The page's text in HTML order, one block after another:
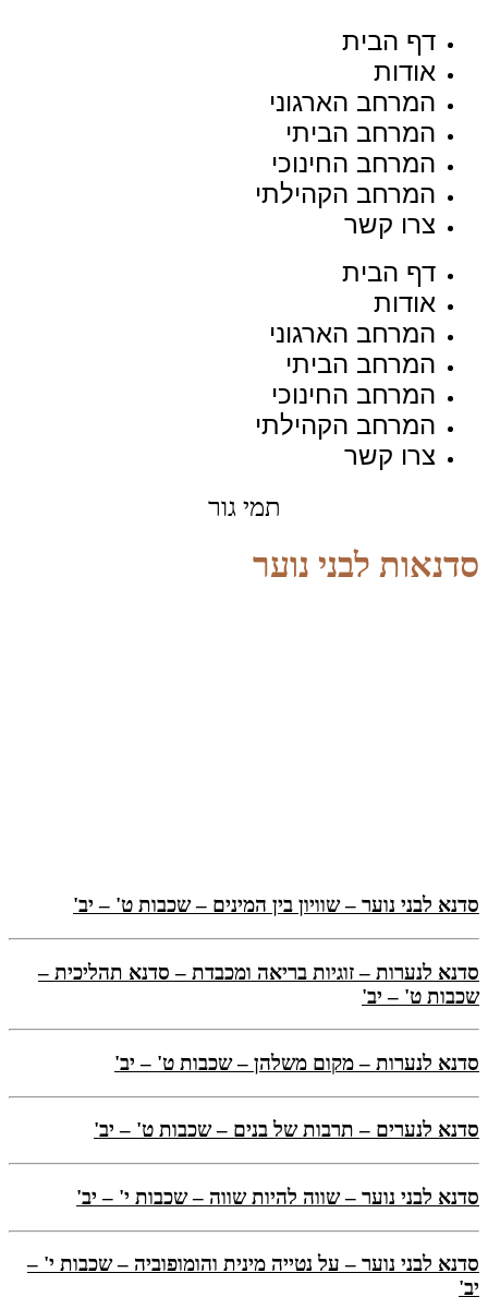
דף הבית
אודות
המרחב הארגוני
המרחב הביתי
המרחב החינוכי
המרחב הקהילתי
צרו קשר
דף הבית
אודות
המרחב הארגוני
המרחב הביתי
המרחב החינוכי
המרחב הקהילתי
צרו קשר
תמי גור
סדנאות לבני נוער
סדנא לבני נוער – שוויון בין המינים – שכבות ט' – יב'
סדנא לנערות – זוגיות בריאה ומכבדת – סדנא תהליכית –
שכבות ט' – יב'
סדנא לנערות – מקום משלהן – שכבות ט' – יב'
סדנא לנערים – תרבות של בנים – שכבות ט' – יב'
סדנא לבני נוער – שווה להיות שווה – שכבות י' – יב'
סדנא לבני נוער – על נטייה מינית והומופוביה – שכבות י' –
יב'